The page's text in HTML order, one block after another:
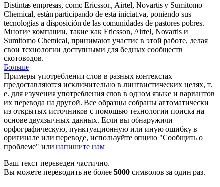
Distintas empresas, como Ericsson, Airtel, Novartis y Sumitomo
Chemical, están participando de esta iniciativa, poniendo sus
tecnologías a disposición de las comunidades de pastores pobres.
Многие компании, такие как Ericsson, Airtel, Novartis и
Sumitomo Chemical, принимают участие в этой работе, делая
свои технологии доступными для бедных сообществ
скотоводов.
Больше
Примеры употребления слов в разных контекстах
предоставляются исключительно в лингвистических целях, т.
е. для изучения употребления слов в одном языке и вариантов
их перевода на другой. Все образцы собраны автоматически
из открытых источников с помощью технологии поиска на
основе двуязычных данных. Если вы обнаружили
орфографическую, пунктуационную или иную ошибку в
оригинале или переводе, используйте опцию "Сообщить о
проблеме" или напишите нам
Ваш текст переведен частично.
Вы можете переводить не более 5000 символов за один раз.